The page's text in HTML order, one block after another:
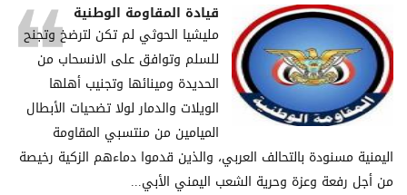
قيادة المقاومة الوطنية
مليشيا الحوثي لم تكن لترضخ وتجنح
للسلم وتوافق على الانسحاب من
الحديدة ومينائها وتجنيب أهلها
الويلات والدمار لولا تضحيات الأبطال
الميامين من منتسبي المقاومة
اليمنية مسنودة بالتحالف العربي، والذين قدموا دماءهم الزكية رخيصة
من أجل رفعة وعزة وحرية الشعب اليمني الأبي...